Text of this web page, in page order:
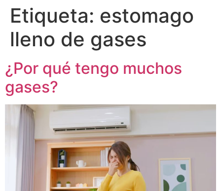
Etiqueta: estomago
lleno de gases
¿Por qué tengo muchos
gases?